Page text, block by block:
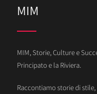
MIM
MIM, Storie, Culture e
Principato e la Riviera.
Raccontiamo storie di